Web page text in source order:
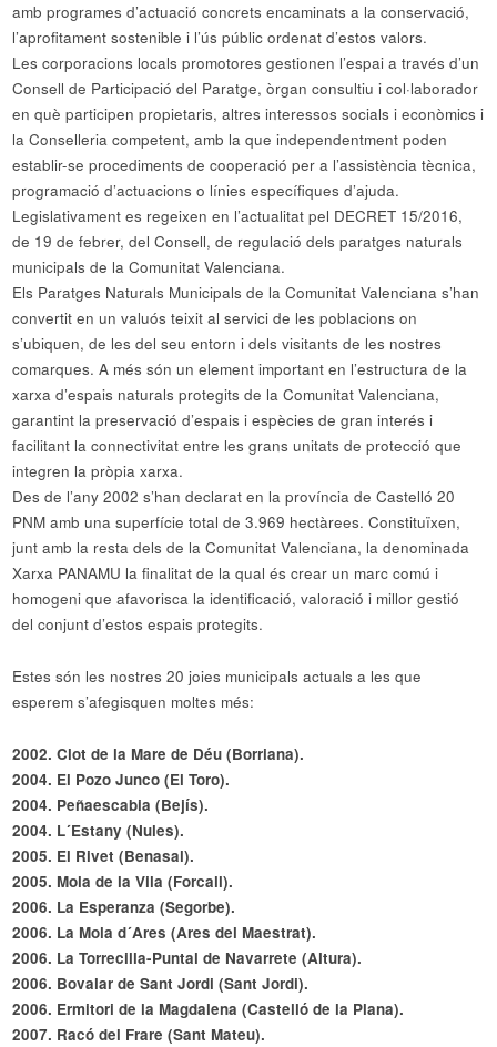
amb programes d’actuació concrets encaminats a la conservació,
l’aprofitament sostenible i l’ús públic ordenat d’estos valors.
Les corporacions locals promotores gestionen l’espai a través d’un
Consell de Participació del Paratge, òrgan consultiu i col·laborador
en què participen propietaris, altres interessos socials i econòmics i
la Conselleria competent, amb la que independentment poden
establir-se procediments de cooperació per a l’assistència tècnica,
programació d’actuacions o línies específiques d’ajuda.
Legislativament es regeixen en l’actualitat pel DECRET 15/2016,
de 19 de febrer, del Consell, de regulació dels paratges naturals
municipals de la Comunitat Valenciana.
Els Paratges Naturals Municipals de la Comunitat Valenciana s’han
convertit en un valuós teixit al servici de les poblacions on
s’ubiquen, de les del seu entorn i dels visitants de les nostres
comarques. A més són un element important en l’estructura de la
xarxa d’espais naturals protegits de la Comunitat Valenciana,
garantint la preservació d’espais i espècies de gran interés i
facilitant la connectivitat entre les grans unitats de protecció que
integren la pròpia xarxa.
Des de l’any 2002 s’han declarat en la província de Castelló 20
PNM amb una superfície total de 3.969 hectàrees. Constituïxen,
junt amb la resta dels de la Comunitat Valenciana, la denominada
Xarxa PANAMU la finalitat de la qual és crear un marc comú i
homogeni que afavorisca la identificació, valoració i millor gestió
del conjunt d’estos espais protegits.
Estes són les nostres 20 joies municipals actuals a les que
esperem s’afegisquen moltes més:
2002. Clot de la Mare de Déu (Borriana).
2004. El Pozo Junco (El Toro).
2004. Peñaescabia (Bejís).
2004. L´Estany (Nules).
2005. El Rivet (Benasal).
2005. Mola de la Vila (Forcall).
2006. La Esperanza (Segorbe).
2006. La Mola d´Ares (Ares del Maestrat).
2006. La Torrecilla-Puntal de Navarrete (Altura).
2006. Bovalar de Sant Jordi (Sant Jordi).
2006. Ermitori de la Magdalena (Castelló de la Plana).
2007. Racó del Frare (Sant Mateu).